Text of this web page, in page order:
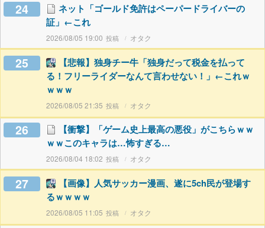
24
ネット「ゴールド免許はペーパードライバーの
証」←これ
2026/08/05 19:00 オタク
25
【悲報】独身チー牛「独身だって税金を払って
る！フリーライダーなんて言わせない！」←これｗ
ｗｗｗ
2026/08/05 21:35 オタク
26
【衝撃】「ゲーム史上最高の悪役」がこちらｗｗ
ｗｗこのキャラは…怖すぎる…
2026/08/04 18:02 オタク
27
【画像】人気サッカー漫画、遂に5ch民が登場す
るｗｗｗｗ
2026/08/05 11:05 オタク